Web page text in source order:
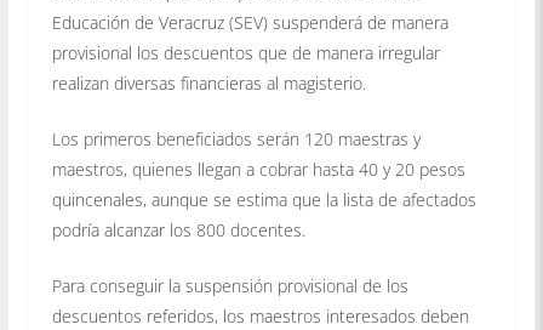
Educación de Veracruz (SEV) suspenderá de manera
provisional los descuentos que de manera irregular
realizan diversas financieras al magisterio.
Los primeros beneficiados serán 120 maestras y
maestros, quienes llegan a cobrar hasta 40 y 20 pesos
quincenales, aunque se estima que la lista de afectados
podría alcanzar los 800 docentes.
Para conseguir la suspensión provisional de los
descuentos referidos, los maestros interesados deben